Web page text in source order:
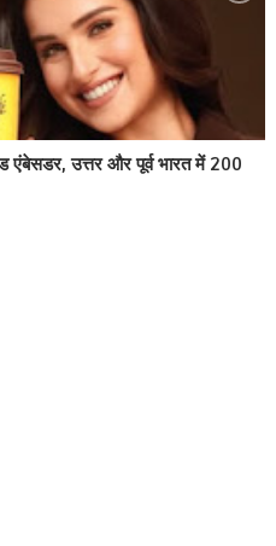
एंबेसडर, उत्तर और पूर्व भारत में 200